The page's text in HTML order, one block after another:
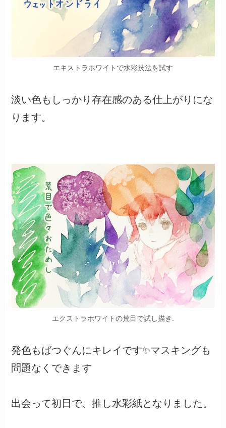
エキストラホワイトで水彩技法を試す
淡い色もしっかり存在感のある仕上がりにな
ります。
エクストラホワイトの荒目で試し描き.
発色もばつぐんにキレイです✨マスキングも
問題なくできます
出会って初日で、推し水彩紙となりました。